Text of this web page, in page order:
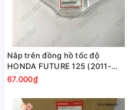
Nắp trên đồng hồ tốc độ
HONDA FUTURE 125 (2011-
2015)
67.000₫